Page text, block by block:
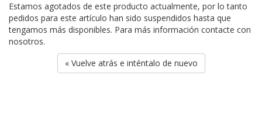
Estamos agotados de este producto actualmente, por lo tanto
pedidos para este artículo han sido suspendidos hasta que
tengamos más disponibles. Para más información contacte con
nosotros.
« Vuelve atrás e inténtalo de nuevo